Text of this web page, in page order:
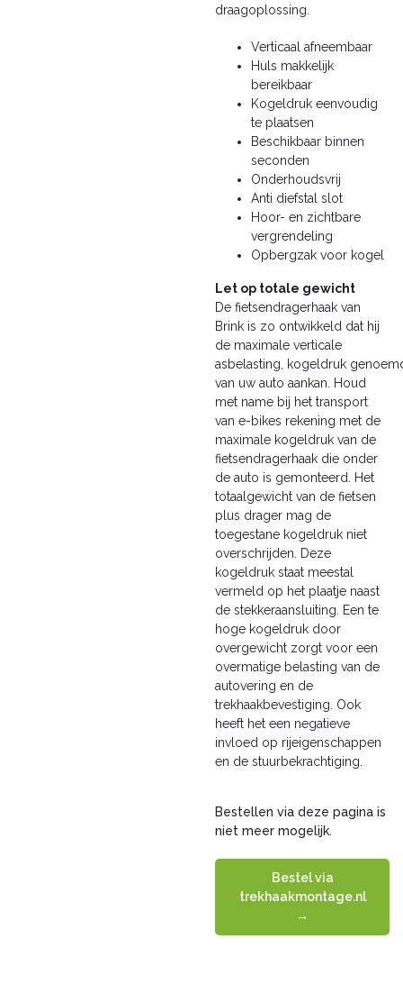
draagoplossing.
Verticaal afneembaar
Huls makkelijk
bereikbaar
Kogeldruk eenvoudig
te plaatsen
Beschikbaar binnen
seconden
Onderhoudsvrij
Anti diefstal slot
Hoor- en zichtbare
vergrendeling
Opbergzak voor kogel
Let op totale gewicht
De fietsendragerhaak van
Brink is zo ontwikkeld dat hij
de maximale verticale
asbelasting, kogeldruk
van uw auto aankan. Houd
met name bij het transport
van e-bikes rekening met de
maximale kogeldruk van de
fietsendragerhaak die onder
de auto is gemonteerd. Het
totaalgewicht van de fietsen
plus drager mag de
toegestane kogeldruk niet
overschrijden. Deze
kogeldruk staat meestal
vermeld op het plaatje naast
de stekkeraansluiting. Een te
hoge kogeldruk door
overgewicht zorgt voor een
overmatige belasting van de
autovering en de
trekhaakbevestiging. Ook
heeft het een negatieve
invloed op rijeigenschappen
en de stuurbekrachtiging.
Bestellen via deze pagina is
niet meer mogelijk.
Bestel via
trekhaakmontage.nl
→